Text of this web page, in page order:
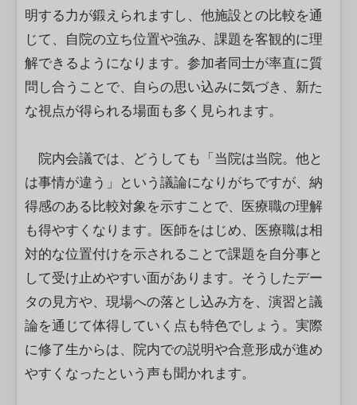
明する力が鍛えられますし、他施設との比較を通
じて、自院の立ち位置や強み、課題を客観的に理
解できるようになります。参加者同士が率直に質
問し合うことで、自らの思い込みに気づき、新た
な視点が得られる場面も多く見られます。
院内会議では、どうしても「当院は当院。他と
は事情が違う」という議論になりがちですが、納
得感のある比較対象を示すことで、医療職の理解
も得やすくなります。医師をはじめ、医療職は相
対的な位置付けを示されることで課題を自分事と
して受け止めやすい面があります。そうしたデー
タの見方や、現場への落とし込み方を、演習と議
論を通じて体得していく点も特色でしょう。実際
に修了生からは、院内での説明や合意形成が進め
やすくなったという声も聞かれます。